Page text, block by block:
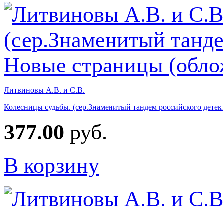
Литвиновы А.В. и С.В.
Колесницы судьбы. (сер.Знаменитый тандем российского
377.00 руб.
В корзину